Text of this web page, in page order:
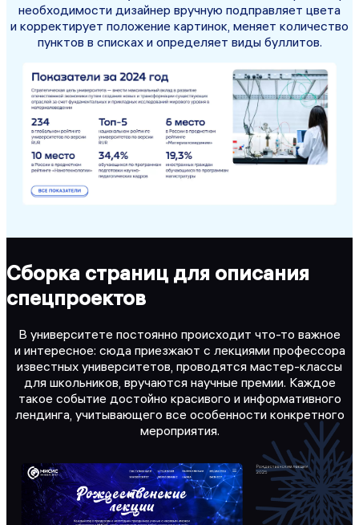
необходимости дизайнер вручную подправляет цвета
и корректирует положение картинок, меняет количество
пунктов в списках и определяет виды буллитов.
Сборка страниц для описания
спецпроектов
В университете постоянно происходит что-то важное
и интересное: сюда приезжают с лекциями профессора
известных университетов, проводятся мастер-классы
для школьников, вручаются научные премии. Каждое
такое событие достойно красивого и информативного
лендинга, учитывающего все особенности конкретного
мероприятия.